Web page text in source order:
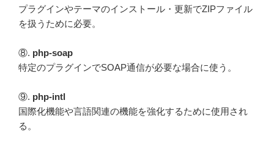
プラグインやテーマのインストール・更新でZIPファイル
を扱うために必要。
⑧. php-soap
特定のプラグインでSOAP通信が必要な場合に使う。
⑨. php-intl
国際化機能や言語関連の機能を強化するために使用され
る。